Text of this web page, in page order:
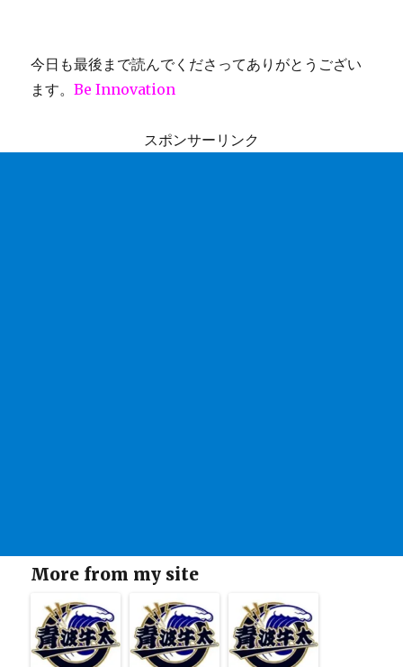
今日も最後まで読んでくださってありがとうござい
ます。Be Innovation
スポンサーリンク
More from my site